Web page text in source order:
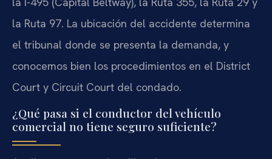
la Ruta 97. La ubicación del accidente determina
el tribunal donde se presenta la demanda, y
conocemos bien los procedimientos en el District
Court y Circuit Court del condado.
¿Qué pasa si el conductor del vehículo
comercial no tiene seguro suficiente?